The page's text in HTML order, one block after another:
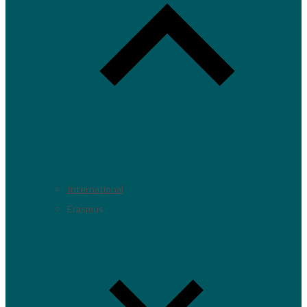
International
Erasmus